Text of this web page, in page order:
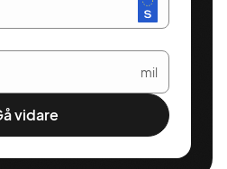
mil
vidare